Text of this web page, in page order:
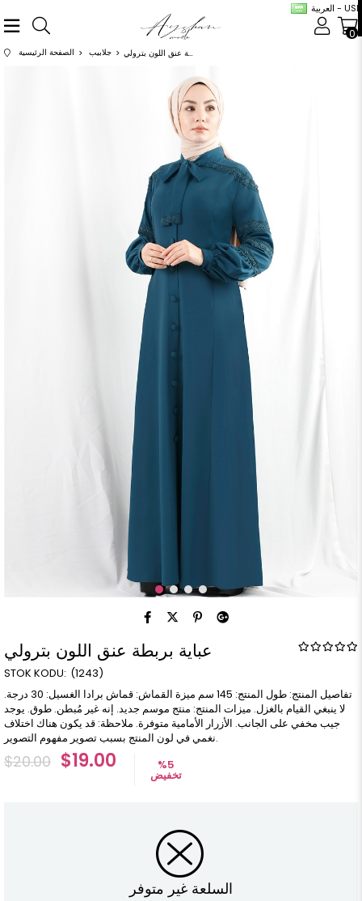
العربية - USD
0
الصفحة الرئيسية جلابيب عباية بربطة عنق اللون بترولي
عباية بربطة عنق اللون بترولي
(1243)
تفاصيل المنتج: طول المنتج: 145 سم ميزة القماش: قماش برادا الغسيل: 30 درجة.
لا ينبغي القيام بالغزل. ميزات المنتج: منتج موسم جديد. إنه غير مُبطن. طوق. يوجد
جيب مخفي على الجانب. الأزرار الأمامية متوفرة. ملاحظة: قد يكون هناك اختلاف
نغمي في لون المنتج بسبب تصوير مفهوم التصوير.
$20.00 $19.00 %5
تخفيض
السلعة غير متوفر